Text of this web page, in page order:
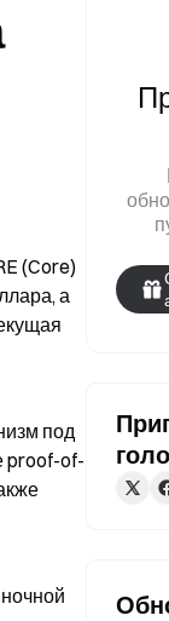
(Core)
а
под
proof-of-